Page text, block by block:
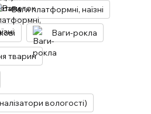
Ваги платформні, наїзні
Ваги-рокла
тварин
вологості)